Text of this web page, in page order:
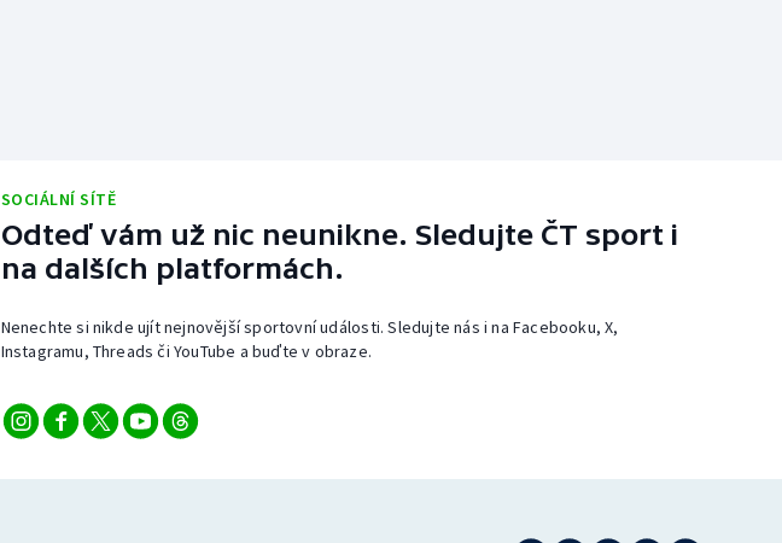
SOCIÁLNÍ SÍTĚ
Odteď vám už nic neunikne. Sledujte ČT sport i
na dalších platformách.
Nenechte si nikde ujít nejnovější sportovní události. Sledujte nás i na Facebooku, X,
Instagramu, Threads či YouTube a buďte v obraze.